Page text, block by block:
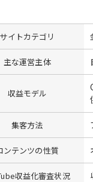
サイトカテゴリ
主な運営主体
収益モデル
集客方法
ンテンツの性質
収益化審査状況